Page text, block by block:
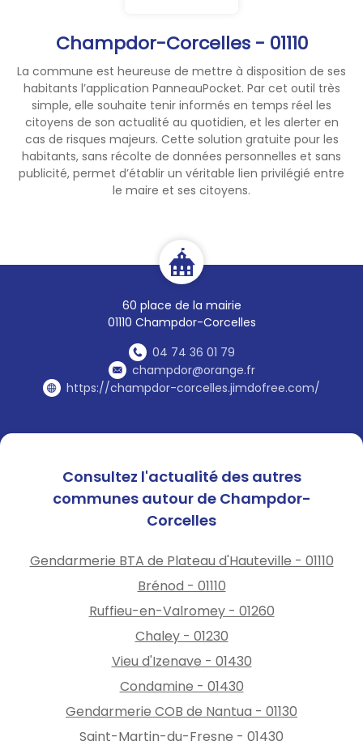
Champdor-Corcelles - 01110
La commune est heureuse de mettre à disposition de ses
habitants l’application PanneauPocket. Par cet outil très
simple, elle souhaite tenir informés en temps réel les
citoyens de son actualité au quotidien, et les alerter en
cas de risques majeurs. Cette solution gratuite pour les
habitants, sans récolte de données personnelles et sans
publicité, permet d’établir un véritable lien privilégié entre
le maire et ses citoyens.
60 place de la mairie
01110 Champdor-Corcelles
04 74 36 01 79
champdor@orange.fr
https://champdor-corcelles.jimdofree.com/
Consultez l'actualité des autres
communes autour de Champdor-
Corcelles
Gendarmerie BTA de Plateau d'Hauteville - 01110
Brénod - 01110
Ruffieu-en-Valromey - 01260
Chaley - 01230
Vieu d'Izenave - 01430
Condamine - 01430
Gendarmerie COB de Nantua - 01130
Saint-Martin-du-Fresne - 01430